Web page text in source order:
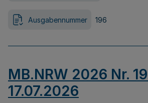
Ausgabennummer 196
MB.NRW 2026 Nr.
17.07.2026